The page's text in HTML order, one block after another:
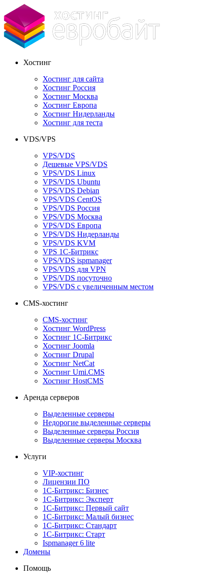
Хостинг
Хостинг для сайта
Хостинг Россия
Хостинг Москва
Хостинг Европа
Хостинг Нидерланды
Хостинг для теста
VDS/VPS
VPS/VDS
Дешевые VPS/VDS
VPS/VDS Linux
VPS/VDS Ubuntu
VPS/VDS Debian
VPS/VDS CentOS
VPS/VDS Россия
VPS/VDS Москва
VPS/VDS Европа
VPS/VDS Нидерланды
VPS/VDS KVM
VPS 1С-Битрикс
VPS/VDS ispmanager
VPS/VDS для VPN
VPS/VDS посуточно
VPS/VDS с увеличенным местом
CMS-хостинг
CMS-хостинг
Хостинг WordPress
Хостинг 1С-Битрикс
Хостинг Joomla
Хостинг Drupal
Хостинг NetCat
Хостинг Umi.CMS
Хостинг HostCMS
Аренда серверов
Выделенные серверы
Недорогие выделенные серверы
Выделенные серверы Россия
Выделенные серверы Москва
Услуги
VIP-хостинг
Лицензии ПО
1С-Битрикс: Бизнес
1С-Битрикс: Эксперт
1С-Битрикс: Первый сайт
1С-Битрикс: Малый бизнес
1С-Битрикс: Стандарт
1С-Битрикс: Старт
Ispmanager 6 lite
Домены
Помощь